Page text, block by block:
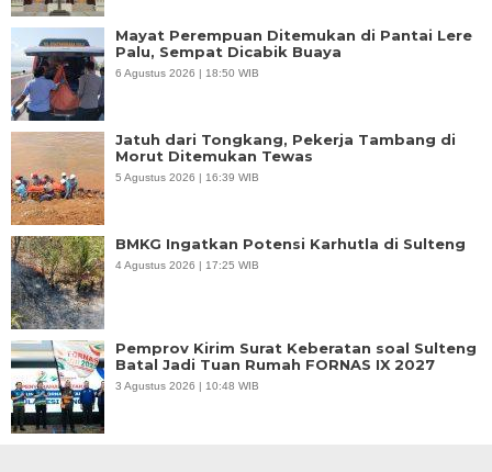
Mayat Perempuan Ditemukan di Pantai Lere
Palu, Sempat Dicabik Buaya
6 Agustus 2026 | 18:50 WIB
Jatuh dari Tongkang, Pekerja Tambang di
Morut Ditemukan Tewas
5 Agustus 2026 | 16:39 WIB
BMKG Ingatkan Potensi Karhutla di Sulteng
4 Agustus 2026 | 17:25 WIB
Pemprov Kirim Surat Keberatan soal Sulteng
Batal Jadi Tuan Rumah FORNAS IX 2027
3 Agustus 2026 | 10:48 WIB